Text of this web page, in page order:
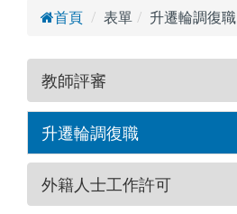
首頁 表單 升遷輪調復職
教師評審
升遷輪調復職
外籍人士工作許可